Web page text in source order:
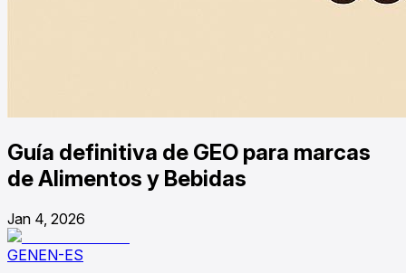
Guía definitiva de GEO para marcas
de Alimentos y Bebidas
Jan 4, 2026
GENEN-ES